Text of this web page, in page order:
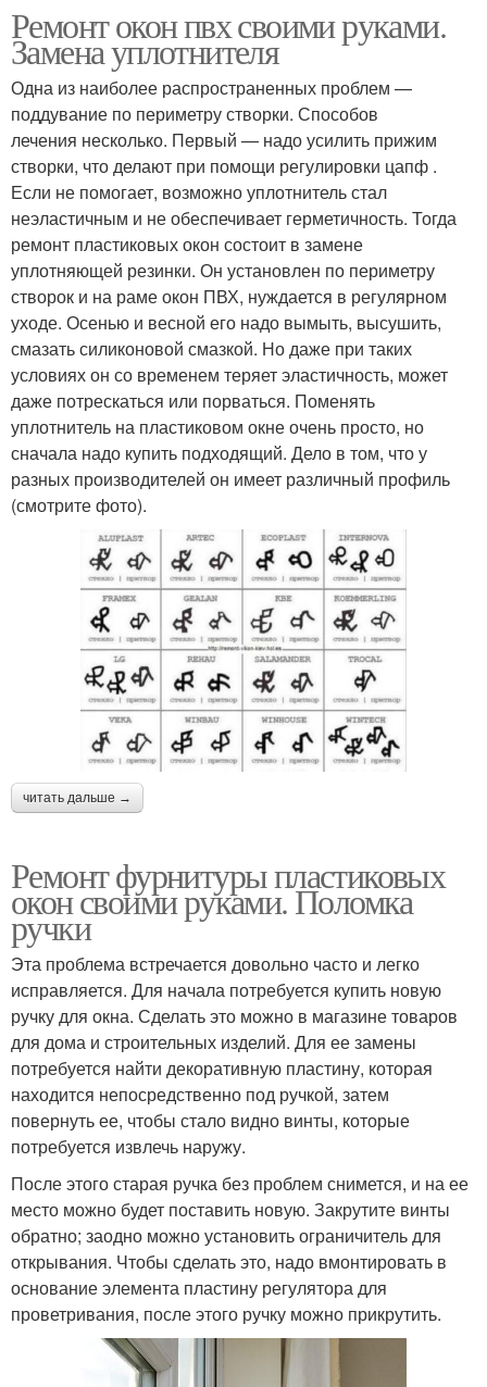
Ремонт окон пвх своими руками.
Замена уплотнителя
Одна из наиболее распространенных проблем —
поддувание по периметру створки. Способов
лечения несколько. Первый — надо усилить прижим
створки, что делают при помощи регулировки цапф .
Если не помогает, возможно уплотнитель стал
неэластичным и не обеспечивает герметичность. Тогда
ремонт пластиковых окон состоит в замене
уплотняющей резинки. Он установлен по периметру
створок и на раме окон ПВХ, нуждается в регулярном
уходе. Осенью и весной его надо вымыть, высушить,
смазать силиконовой смазкой. Но даже при таких
условиях он со временем теряет эластичность, может
даже потрескаться или порваться. Поменять
уплотнитель на пластиковом окне очень просто, но
сначала надо купить подходящий. Дело в том, что у
разных производителей он имеет различный профиль
(смотрите фото).
читать дальше →
Ремонт фурнитуры пластиковых
окон своими руками. Поломка
ручки
Эта проблема встречается довольно часто и легко
исправляется. Для начала потребуется купить новую
ручку для окна. Сделать это можно в магазине товаров
для дома и строительных изделий. Для ее замены
потребуется найти декоративную пластину, которая
находится непосредственно под ручкой, затем
повернуть ее, чтобы стало видно винты, которые
потребуется извлечь наружу.
После этого старая ручка без проблем снимется, и на ее
место можно будет поставить новую. Закрутите винты
обратно; заодно можно установить ограничитель для
открывания. Чтобы сделать это, надо вмонтировать в
основание элемента пластину регулятора для
проветривания, после этого ручку можно прикрутить.